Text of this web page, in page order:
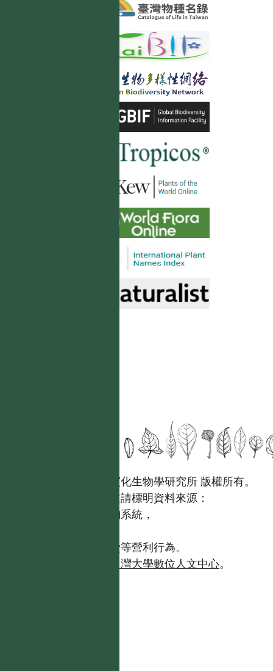
國立台灣大學生態學與演化生物學研究所 版權所有。
歡迎引用本網站資料，並請標明資料來源：
【台灣植物資訊整合查詢系統，
且不得有收取資料查詢費等營利行為。
台灣大學數位人文中心。